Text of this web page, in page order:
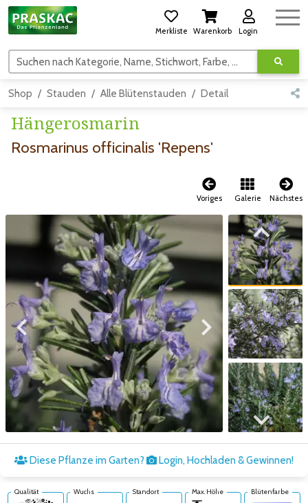
Merkliste Warenkorb Login
Suchen nach Kategorie, Name, Stichwort, Farbe, usw.
Shop Stauden Alle Blütenstauden Detail
Hängerosmarin
Rosmarinus officinalis 'Repens'
Voriges Galerie Nächstes
Zum vorigen Bild Zum nächsten Bild
Zum vorigen Bild
Zum nächsten Bild
Diese Pflanze im Garten? Login, Hochladen & Gewinnen!
Qualität Wuchs Standort Max. Höhe Blütenfarbe